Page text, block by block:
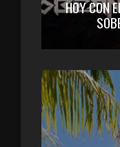
HOY CON